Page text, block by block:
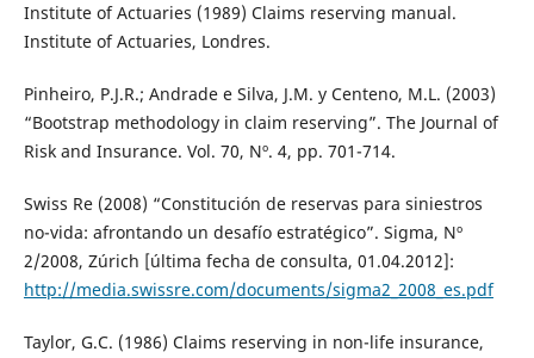
Institute of Actuaries (1989) Claims reserving manual.
Institute of Actuaries, Londres.
Pinheiro, P.J.R.; Andrade e Silva, J.M. y Centeno, M.L. (2003)
“Bootstrap methodology in claim reserving”. The Journal of
Risk and Insurance. Vol. 70, Nº. 4, pp. 701-714.
Swiss Re (2008) “Constitución de reservas para siniestros
no-vida: afrontando un desafío estratégico”. Sigma, Nº
2/2008, Zúrich [última fecha de consulta, 01.04.2012]:
http://media.swissre.com/documents/sigma2_2008_es.pdf
Taylor, G.C. (1986) Claims reserving in non-life insurance,